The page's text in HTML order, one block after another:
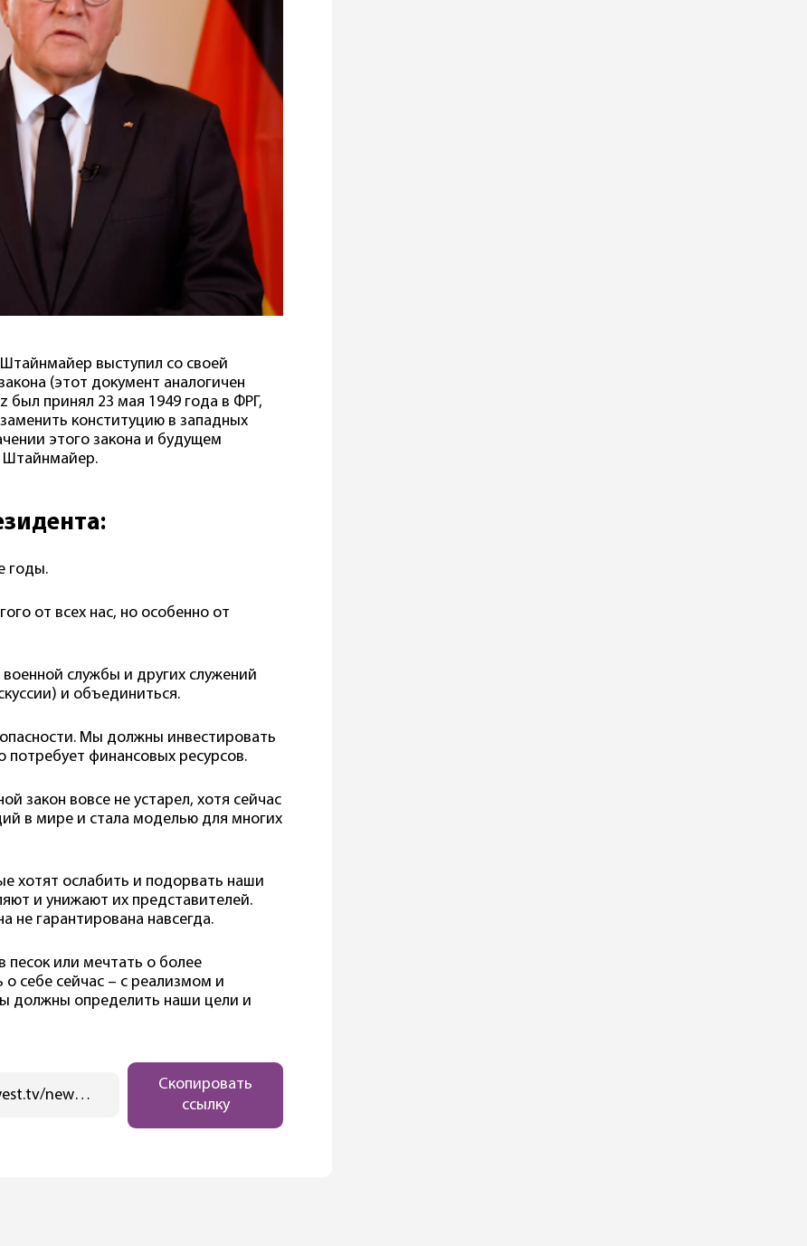
выступил со своей
(этот документ аналогичен
был принял 23 мая 1949 года в ФРГ,
конституцию в западных
этого закона и будущем
Штайнмайер.
годы.
от всех нас, но особенно от
службы и других служений
и объединиться.
Мы должны инвестировать
потребует финансовых ресурсов.
закон вовсе не устарел, хотя сейчас
в мире и стала моделью для многих
хотят ослабить и подорвать наши
и унижают их представителей.
гарантирована навсегда.
песок или мечтать о более
себе сейчас – с реализмом и
должны определить наши цели и
https://ostwest.tv/news/nas-zhdut-trudnye-i-zhestkie-gody-osnovnomu-zakonu-germanii-75-let/
Скопировать
ссылку